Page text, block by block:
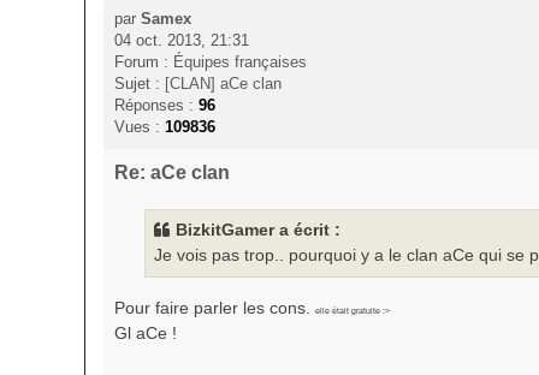
par Samex
04 oct. 2013, 21:31
Forum : Équipes françaises
Sujet : [CLAN] aCe clan
Réponses : 96
Vues : 109836
Re: aCe clan
BizkitGamer a écrit :
Je vois pas trop.. pourquoi y a le clan aCe qui se
Pour faire parler les cons. elle était gratuite :>
Gl aCe !